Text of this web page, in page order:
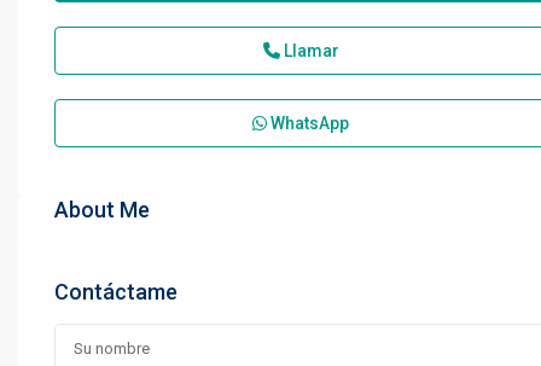
Llamar
WhatsApp
About Me
Contáctame